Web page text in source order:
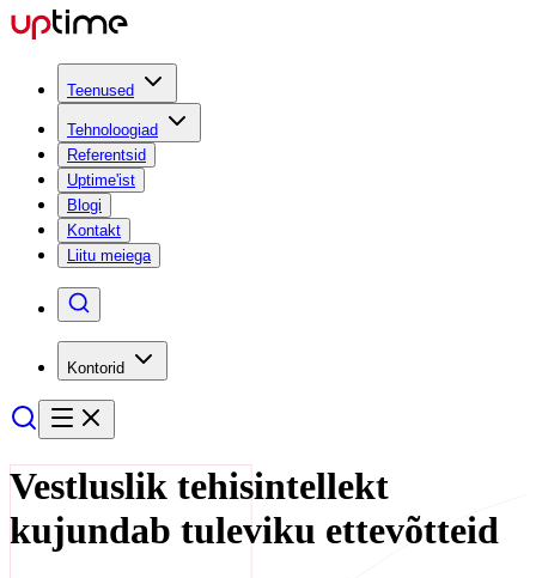
Teenused
Tehnoloogiad
Referentsid
Uptime'ist
Blogi
Kontakt
Liitu meiega
Kontorid
Vestluslik tehisintellekt
kujundab tuleviku ettevõtteid